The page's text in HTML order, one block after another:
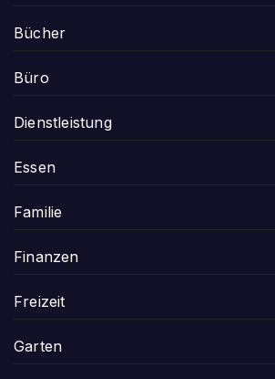
Bücher
Büro
Dienstleistung
Essen
Familie
Finanzen
Freizeit
Garten